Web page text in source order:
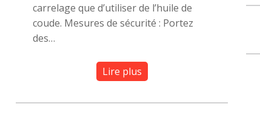
carrelage que d’utiliser de l’huile de
coude. Mesures de sécurité : Portez
des…
Lire plus